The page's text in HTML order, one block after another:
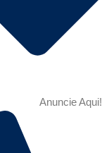
Anuncie Aqui!